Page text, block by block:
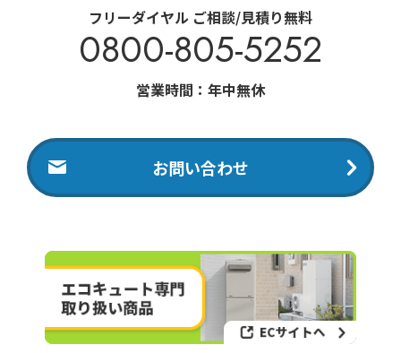
フリーダイヤル ご相談/見積り無料
0800-805-5252
営業時間：年中無休
お問い合わせ